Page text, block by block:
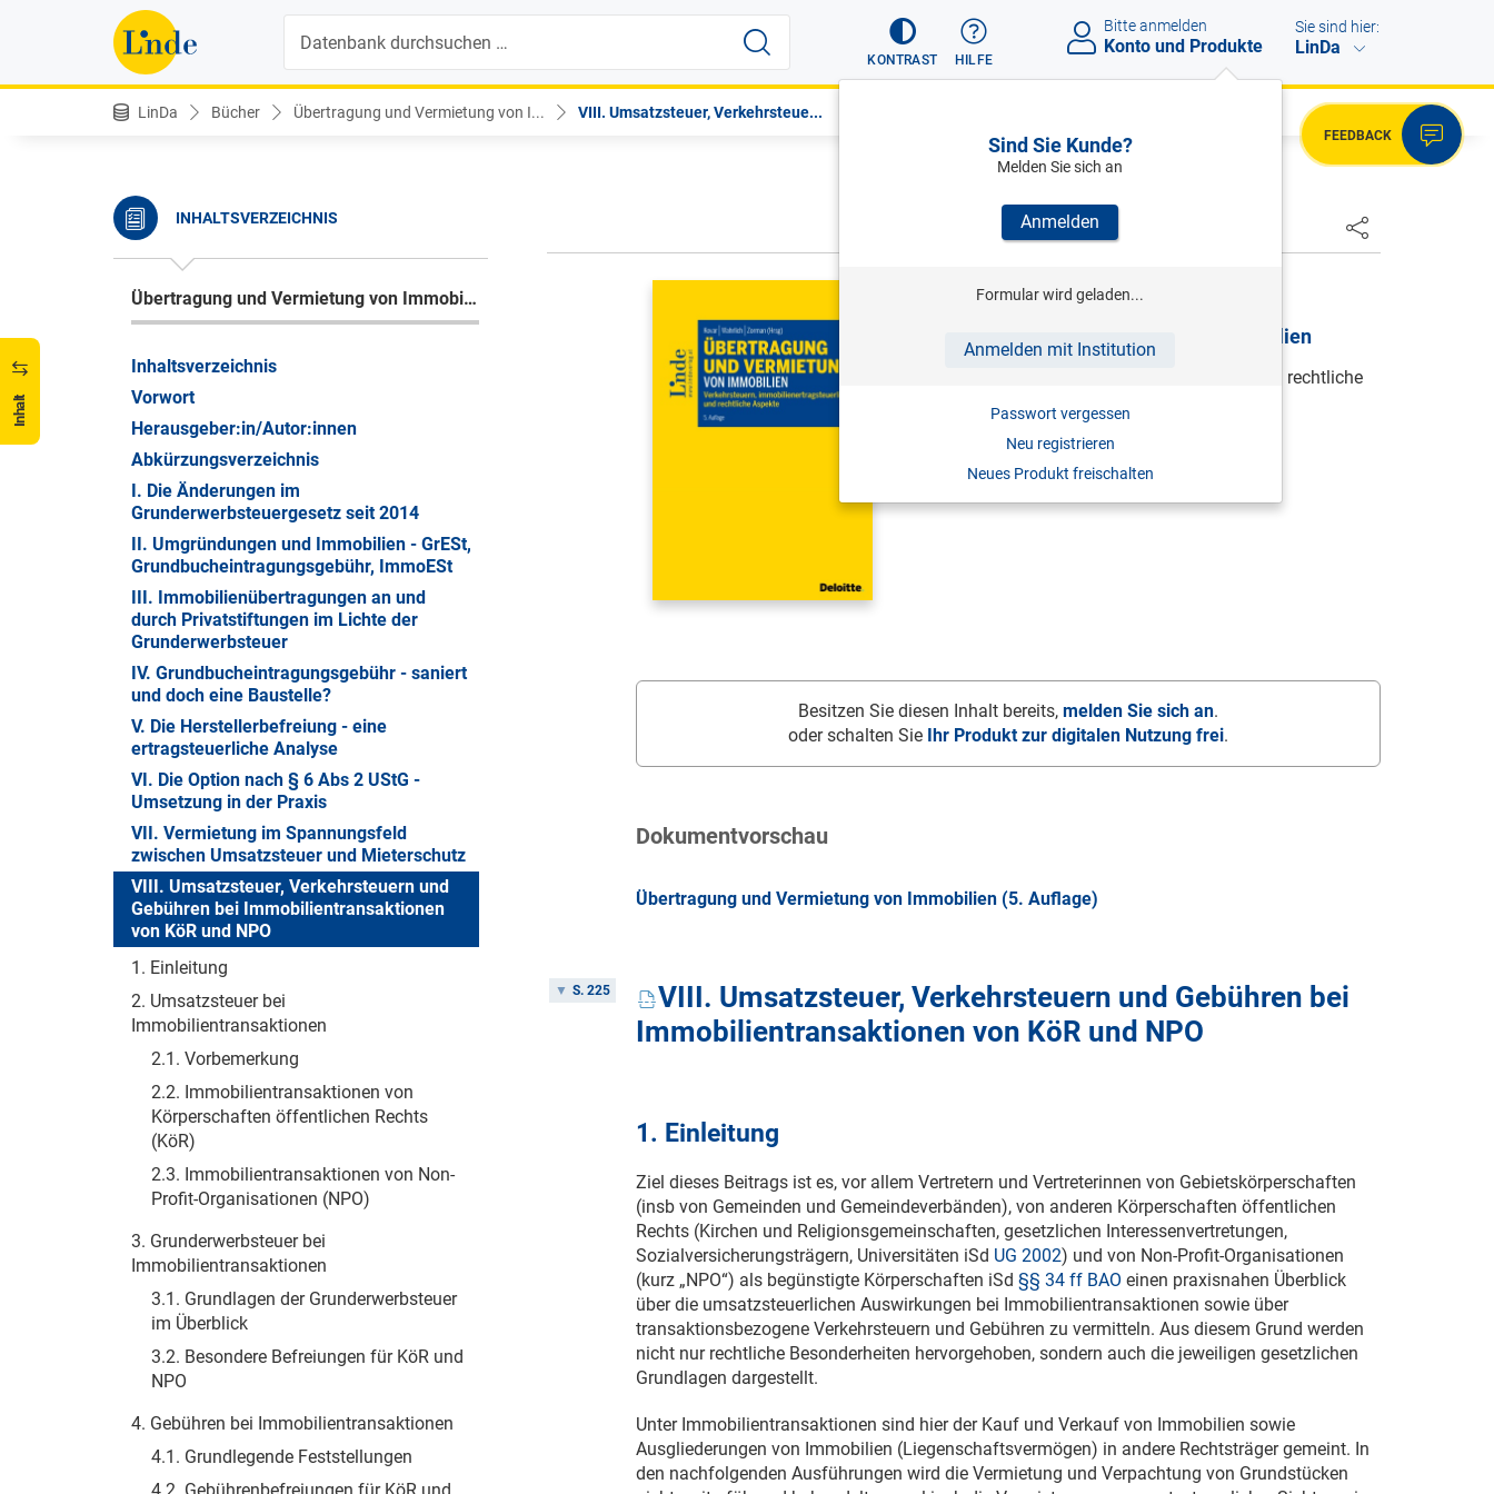
KONTRAST HILFE
Bitte anmelden
Konto und Produkte
Sind Sie Kunde?
Melden Sie sich an
Anmelden
Formular wird geladen...
Anmelden mit Institution
Passwort vergessen
Neu registrieren
Neues Produkt freischalten
Sie sind hier:
LinDa
LinDa Bücher Übertragung und Vermietung von I... VIII. Umsatzsteuer, Verkehrsteue...
FEEDBACK
Inhalt
INHALTSVERZEICHNIS
Übertragung und Vermietung von Immobilien
Inhaltsverzeichnis
Vorwort
Herausgeber:in/Autor:innen
Abkürzungsverzeichnis
I. Die Änderungen im
Grunderwerbsteuergesetz seit 2014
II. Umgründungen und Immobilien - GrESt,
Grundbucheintragungsgebühr, ImmoESt
III. Immobilienübertragungen an und
durch Privatstiftungen im Lichte der
Grunderwerbsteuer
IV. Grundbucheintragungsgebühr - saniert
und doch eine Baustelle?
V. Die Herstellerbefreiung - eine
ertragsteuerliche Analyse
VI. Die Option nach § 6 Abs 2 UStG -
Umsetzung in der Praxis
VII. Vermietung im Spannungsfeld
zwischen Umsatzsteuer und Mieterschutz
VIII. Umsatzsteuer, Verkehrsteuern und
Gebühren bei Immobilientransaktionen
von KöR und NPO
1. Einleitung
2. Umsatzsteuer bei
Immobilientransaktionen
2.1. Vorbemerkung
2.2. Immobilientransaktionen von
Körperschaften öffentlichen Rechts
(KöR)
2.3. Immobilientransaktionen von Non-
Profit-Organisationen (NPO)
3. Grunderwerbsteuer bei
Immobilientransaktionen
3.1. Grundlagen der Grunderwerbsteuer
im Überblick
3.2. Besondere Befreiungen für KöR und
NPO
4. Gebühren bei Immobilientransaktionen
4.1. Grundlegende Feststellungen
KOVAR/WAHRLICH/ZORMAN (HRSG)
Übertragung und Vermietung von Immobilien
Verkehrsteuern, immobilienertragsteuerliche und rechtliche
Print-ISBN:978-3-7073-5403-4
Besitzen Sie diesen Inhalt bereits, melden Sie sich an.
oder schalten Sie Ihr Produkt zur digitalen Nutzung frei.
Dokumentvorschau
Übertragung und Vermietung von Immobilien (5. Auflage)
S. 225
VIII. Umsatzsteuer, Verkehrsteuern und Gebühren bei
Immobilientransaktionen von KöR und NPO
1. Einleitung
Ziel dieses Beitrags ist es, vor allem Vertretern und Vertreterinnen von Gebietskörperschaften
(insb von Gemeinden und Gemeindeverbänden), von anderen Körperschaften öffentlichen
Rechts (Kirchen und Religionsgemeinschaften, gesetzlichen Interessenvertretungen,
Sozialversicherungsträgern, Universitäten iSd UG 2002) und von Non-Profit-Organisationen
(kurz „NPO“) als begünstigte Körperschaften iSd §§ 34 ff BAO einen praxisnahen Überblick
über die umsatzsteuerlichen Auswirkungen bei Immobilientransaktionen sowie über
transaktionsbezogene Verkehrsteuern und Gebühren zu vermitteln. Aus diesem Grund werden
nicht nur rechtliche Besonderheiten hervorgehoben, sondern auch die jeweiligen gesetzlichen
Grundlagen dargestellt.
Unter Immobilientransaktionen sind hier der Kauf und Verkauf von Immobilien sowie
Ausgliederungen von Immobilien (Liegenschaftsvermögen) in andere Rechtsträger gemeint. In
den nachfolgenden Ausführungen wird die Vermietung und Verpachtung von Grundstücken